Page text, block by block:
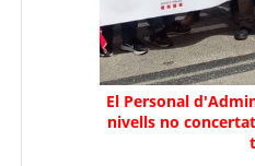
El Personal
nivells no